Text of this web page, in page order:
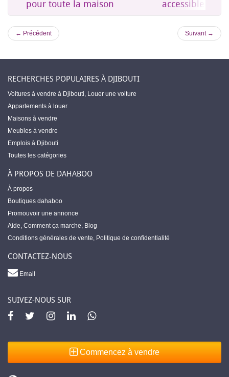
pour toute la maison
accessible à
← Précédent Suivant →
RECHERCHES POPULAIRES À DJIBOUTI
Voitures à vendre à Djibouti, Louer une voiture
Appartements à louer
Maisons à vendre
Meubles à vendre
Emplois à Djibouti
Toutes les catégories
À PROPOS DE DAHABOO
À propos
Boutiques dahaboo
Promouvoir une annonce
Aide, Comment ça marche, Blog
Conditions générales de vente, Politique de confidentialité
CONTACTEZ-NOUS
Email
SUIVEZ-NOUS SUR
Commencez à vendre